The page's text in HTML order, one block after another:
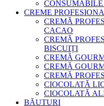
CONSUMABILE
CREME
CREMĂ
CACAO
CREMĂ
BISCUIȚI
CREMĂ
CREMĂ
CREMĂ
CIOCOLATĂ
CIOCOLATĂ
BĂUTURI